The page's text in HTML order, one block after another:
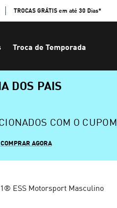
TROCAS GRÁTIS em até 30 Dias*
Troca de Temporada
DOS PAIS
COM O CUPOM
COMPRAR AGORA
ESS Motorsport Masculino